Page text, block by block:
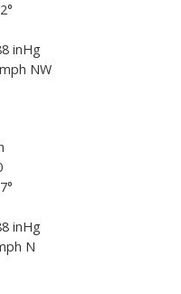
inHg
NW
inHg
N